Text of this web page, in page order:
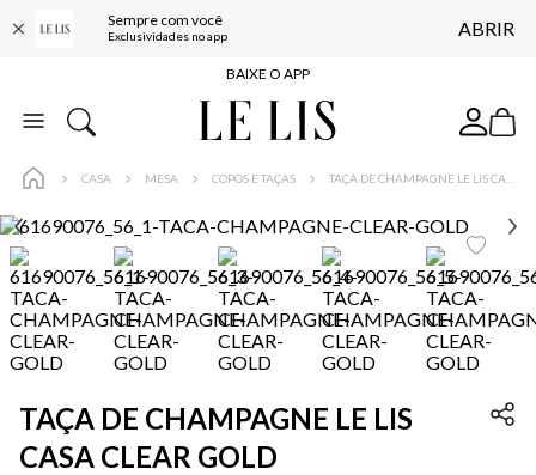
Sempre com você
Exclusividades no app ABRIR
FRETE GRÁTIS*
BAIXE O APP
10% OFF NA PRIMEIRA COMPRA*
FRETE GRÁTIS*
BAIXE O APP
10% OFF NA PRIMEIRA COMPRA*
CASA MESA COPOS E TAÇAS
TAÇA DE CHAMPAGNE LE LIS
CASA CLEAR GOLD